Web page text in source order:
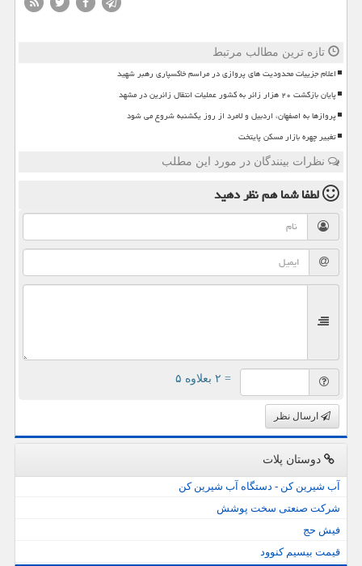
تازه ترین مطالب مرتبط
اعلام جزییات محدودیت های پروازی در مراسم خاکسپاری رهبر شهید
پایان بازگشت ۲۰ هزار زائر به کشور عملیات انتقال زائرین در مشهد
پروازها به اصفهان، اردبیل و لامرد از روز یکشنبه شروع می شود
تغییر چهره بازار مسکن پایتخت
نظرات بینندگان در مورد این مطلب
لطفا شما همنظر دهید
= ۲ بعلاوه ۵
ارسال نظر
دوستان پلات
آب شیرین کن - دستگاه آب شیرین کن
شرکت صنعتی سخت پوشش
فیش حج
قیمت بیسیم کنوود